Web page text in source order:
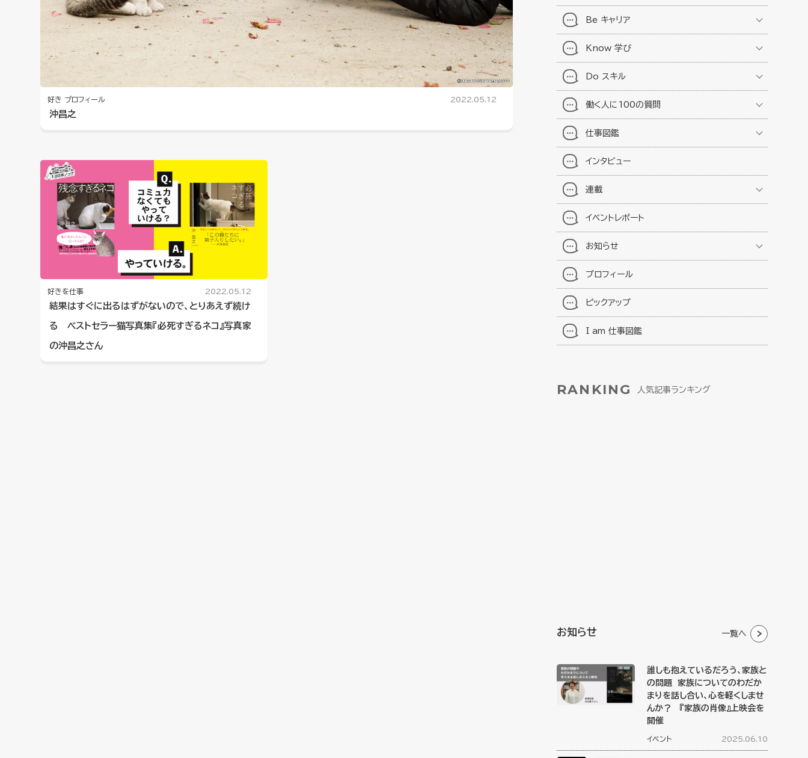
好き プロフィール 2022.05.12
沖昌之
好きを仕事 2022.05.12
結果はすぐに出るはずがないので、とりあえず続け
る ベストセラー猫写真集『必死すぎるネコ』写真家
の沖昌之さん
Be キャリア
Know 学び
Do スキル
働く人に100の質問
仕事図鑑
インタビュー
連載
イベントレポート
お知らせ
プロフィール
ピックアップ
I am 仕事図鑑
RANKING 人気記事ランキング
お知らせ 一覧へ
誰しも抱えているだろう、家族と
の問題 家族についてのわだか
まりを話し合い、心を軽くしませ
んか？ 『家族の肖像』上映会を
開催
イベント 2025.06.10